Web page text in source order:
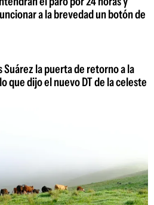
a la brevedad un botón de
Suárez la puerta de retorno a la
que dijo el nuevo DT de la celeste